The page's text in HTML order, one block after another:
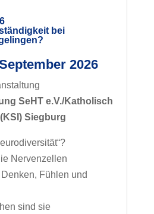
bei
2026
SeHT e.V./Katholisch
Siegburg
Nervenzellen
Fühlen und
sind sie